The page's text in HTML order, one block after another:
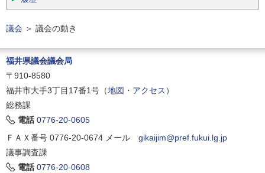
議会 ＞ 議会の動き
福井県議会議会局
〒910-8580
福井市大手3丁目17番1号（地図・アクセス ）
総務課
電話 0776-20-0605
ＦＡＸ番号 0776-20-0674 メール gikaijim@pref.fukui.lg.jp
議事調査課
電話 0776-20-0608